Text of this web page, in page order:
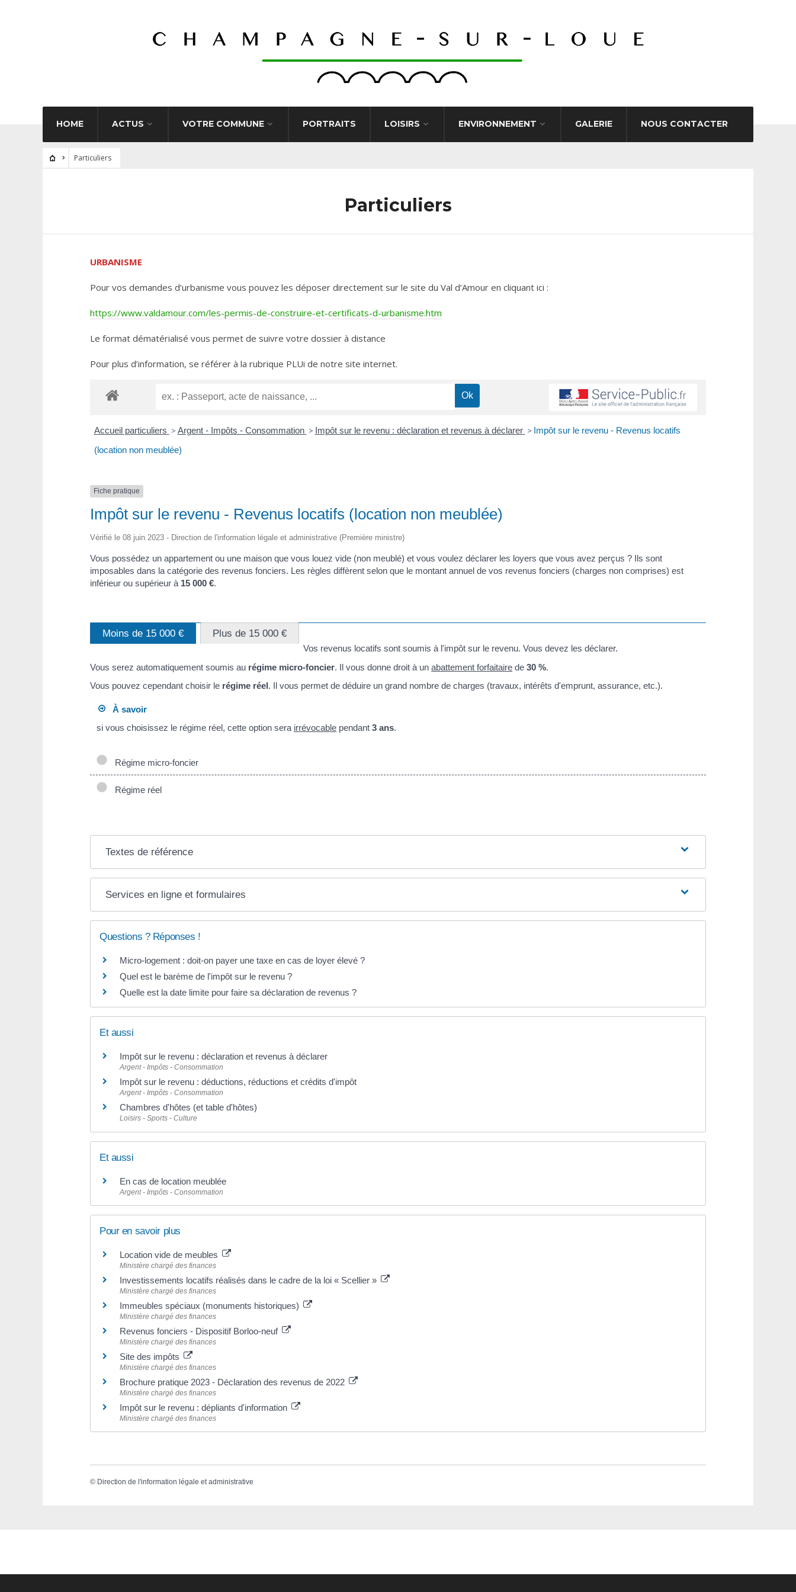
HOME ACTUS VOTRE COMMUNE PORTRAITS LOISIRS ENVIRONNEMENT GALERIE NOUS CONTACTER
Particuliers
Particuliers
URBANISME
Pour vos demandes d’urbanisme vous pouvez les déposer directement sur le site du Val d’Amour en cliquant ici :
https://www.valdamour.com/les-permis-de-construire-et-certificats-d-urbanisme.htm
Le format dématérialisé vous permet de suivre votre dossier à distance
Pour plus d’information, se référer à la rubrique PLUi de notre site internet.
Accueil particuliers > Argent - Impôts - Consommation > Impôt sur le revenu : déclaration et revenus à déclarer > Impôt sur le revenu - Revenus locatifs
(location non meublée)
Fiche pratique
Impôt sur le revenu - Revenus locatifs (location non meublée)
Vérifié le 08 juin 2023 - Direction de l'information légale et administrative (Première ministre)
Vous possédez un appartement ou une maison que vous louez vide (non meublé) et vous voulez déclarer les loyers que vous avez perçus ? Ils sont
imposables dans la catégorie des revenus fonciers. Les règles diffèrent selon que le montant annuel de vos revenus fonciers (charges non comprises) est
inférieur ou supérieur à 15 000 €.
Moins de 15 000 € Plus de 15 000 €
Vos revenus locatifs sont soumis à l'impôt sur le revenu. Vous devez les déclarer.
Vous serez automatiquement soumis au régime micro-foncier. Il vous donne droit à un abattement forfaitaire de 30 %.
Vous pouvez cependant choisir le régime réel. Il vous permet de déduire un grand nombre de charges (travaux, intérêts d'emprunt, assurance, etc.).
À savoir
si vous choisissez le régime réel, cette option sera irrévocable pendant3 ans.
Régime micro-foncier
Régime réel
Textes de référence
Services en ligne et formulaires
Questions ? Réponses !
Micro-logement : doit-on payer une taxe en cas de loyer élevé ?
Quel est le barème de l'impôt sur le revenu ?
Quelle est la date limite pour faire sa déclaration de revenus ?
Et aussi
Impôt sur le revenu : déclaration et revenus à déclarer
Argent - Impôts - Consommation
Impôt sur le revenu : déductions, réductions et crédits d'impôt
Argent - Impôts - Consommation
Chambres d'hôtes (et table d'hôtes)
Loisirs - Sports - Culture
Et aussi
En cas de location meublée
Argent - Impôts - Consommation
Pour en savoir plus
Location vide de meubles
Ministère chargé des finances
Investissements locatifs réalisés dans le cadre de la loi « Scellier »
Ministère chargé des finances
Immeubles spéciaux (monuments historiques)
Ministère chargé des finances
Revenus fonciers - Dispositif Borloo-neuf
Ministère chargé des finances
Site des impôts
Ministère chargé des finances
Brochure pratique 2023 - Déclaration des revenus de 2022
Ministère chargé des finances
Impôt sur le revenu : dépliants d'information
Ministère chargé des finances
© Direction de l'information légale et administrative